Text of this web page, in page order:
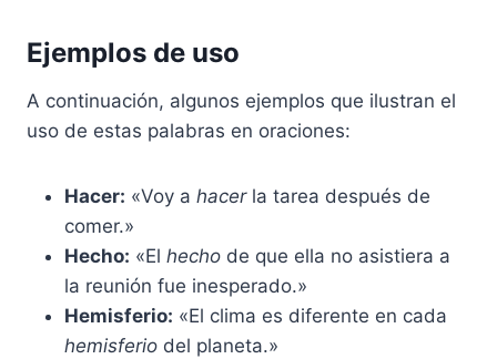
Ejemplos de uso
A continuación, algunos ejemplos que ilustran el
uso de estas palabras en oraciones:
Hacer: «Voy a hacerla tarea después de
comer.»
Hecho: «El hecho de que ella no asistiera a
la reunión fue inesperado.»
Hemisferio: «El clima es diferente en cada
hemisferio del planeta.»